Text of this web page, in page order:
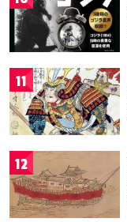
11
12